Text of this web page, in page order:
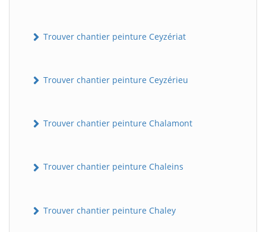
Trouver chantier peinture Ceyzériat
Trouver chantier peinture Ceyzérieu
Trouver chantier peinture Chalamont
Trouver chantier peinture Chaleins
Trouver chantier peinture Chaley